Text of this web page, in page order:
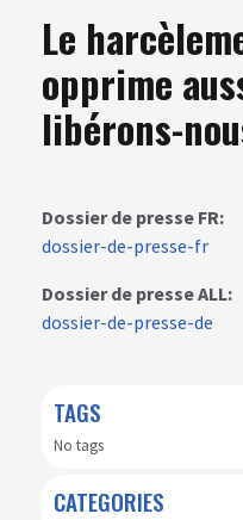
Le
opprime
libérons-
Dossier de presse FR:
dossier-de-presse-fr
Dossier de presse ALL:
dossier-de-presse-de
TAGS
No tags
CATEGORIES